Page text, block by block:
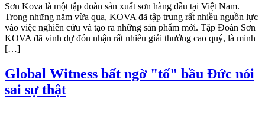
Sơn Kova là một tập đoàn sản xuất sơn hàng đầu tại Việt Nam.
Trong những năm vừa qua, KOVA đã tập trung rất nhiều nguồn lực
vào việc nghiên cứu và tạo ra những sản phẩm mới. Tập Đoàn Sơn
KOVA đã vinh dự đón nhận rất nhiều giải thưởng cao quý, là minh
[…]
Global Witness bất ngờ "tố" bầu Đức nói
sai sự thật